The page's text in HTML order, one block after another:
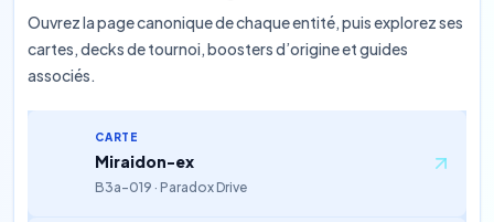
Ouvrez la page canonique de chaque entité, puis explorez ses
cartes, decks de tournoi, boosters d’origine et guides
associés.
CARTE
Miraidon-ex
B3a-019 · Paradox Drive